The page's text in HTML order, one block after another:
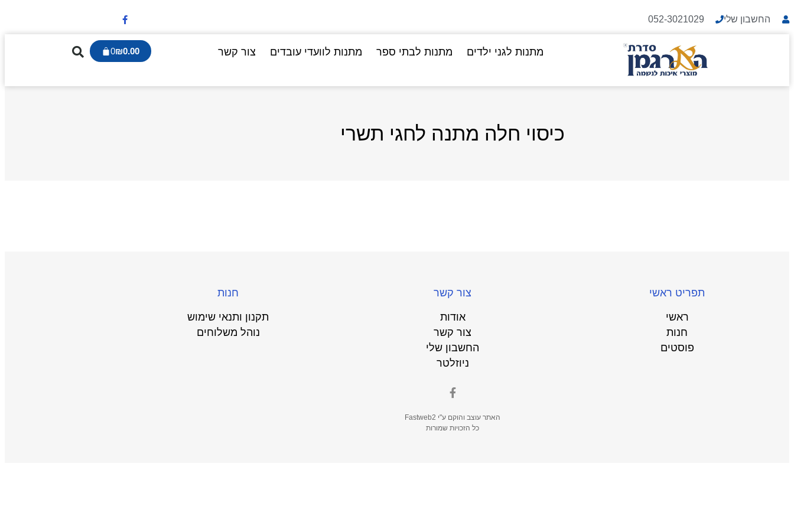
החשבון שלי 052-3021029
מתנות לגני ילדים מתנות לבתי ספר מתנות לוועדי עובדים צור קשר ₪0.00
0
כיסוי חלה מתנה לחגי תשרי
תפריט ראשי
ראשי
חנות
פוסטים
צור קשר
אודות
צור קשר
החשבון שלי
ניוזלטר
חנות
תקנון ותנאי שימוש
נוהל משלוחים
האתר עוצב והוקם ע"י Fastweb2
כל הזכויות שמורות